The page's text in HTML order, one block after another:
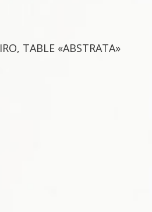
TABLE «ABSTRATA»